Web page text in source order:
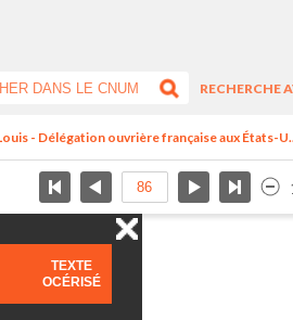
RECHERCHE
- Délégation ouvrière française aux États-
TEXTE
OCÉRISÉ